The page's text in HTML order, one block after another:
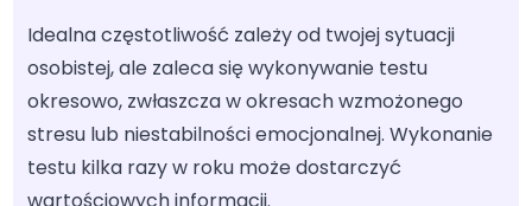
Idealna częstotliwość zależy od twojej sytuacji
osobistej, ale zaleca się wykonywanie testu
okresowo, zwłaszcza w okresach wzmożonego
stresu lub niestabilności emocjonalnej. Wykonanie
testu kilka razy w roku może dostarczyć